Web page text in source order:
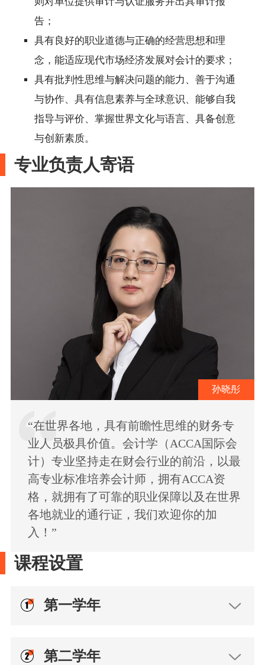
告；
具有良好的职业道德与正确的经营思想和理
念，能适应现代市场经济发展对会计的要求；
具有批判性思维与解决问题的能力、善于沟通
与协作、具有信息素养与全球意识、能够自我
指导与评价、掌握世界文化与语言、具备创意
与创新素质。
专业负责人寄语
“在世界各地，具有前瞻性思维的财务专
业人员极具价值。会计学（ACCA国际会
计）专业坚持走在财会行业的前沿，以最
高专业标准培养会计师，拥有ACCA资
格，就拥有了可靠的职业保障以及在世界
各地就业的通行证，我们欢迎你的加
入！”
孙晓彤
课程设置
第一学年
第二学年